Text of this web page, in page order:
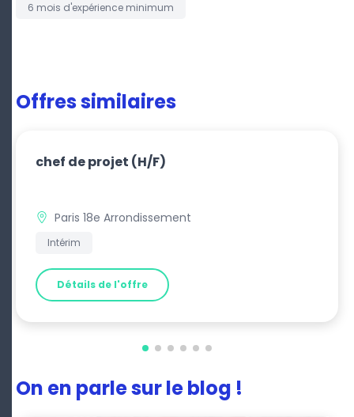
6 mois d'expérience minimum
Offres similaires
chef de projet (H/F)
Paris 18e Arrondissement
Intérim
Détails de l'offre
On en parle sur le blog !